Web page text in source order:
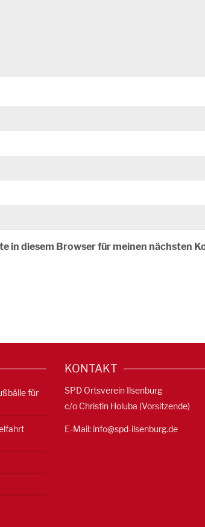
in diesem Browser für meinen nächsten
für
KONTAKT
SPD Ortsverein Ilsenburg
c/o Christin Holuba (Vorsitzende)
E-Mail: info@spd-ilsenburg.de